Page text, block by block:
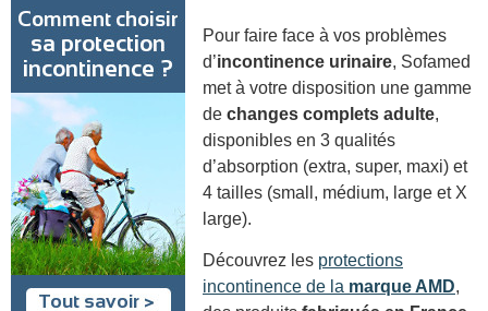
Pour faire face à vos problèmes
d’incontinence urinaire, Sofamed
met à votre disposition une gamme
de changes complets adulte,
disponibles en 3 qualités
d’absorption (extra, super, maxi) et
4 tailles (small, médium, large et X
large).
Découvrez les protections
incontinence de la marque AMD,